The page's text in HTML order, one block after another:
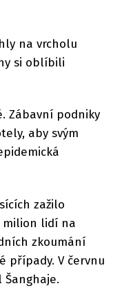
na vrcholu
si oblíbili
Zábavní podniky
aby svým
zažilo
milion lidí na
zkoumání
případy. V červnu